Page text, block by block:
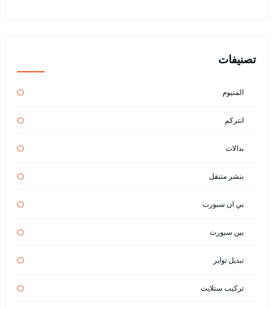
تصنيفات
المنيوم
انتركم
بدالات
بنشر متنقل
بي ان سبورت
بين سبورت
تبديل تواير
تركيب ستلايت